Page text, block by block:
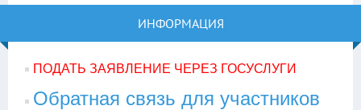
ИНФОРМАЦИЯ
ПОДАТЬ ЗАЯВЛЕНИЕ ЧЕРЕЗ ГОСУСЛУГИ
Обратная связь для участников